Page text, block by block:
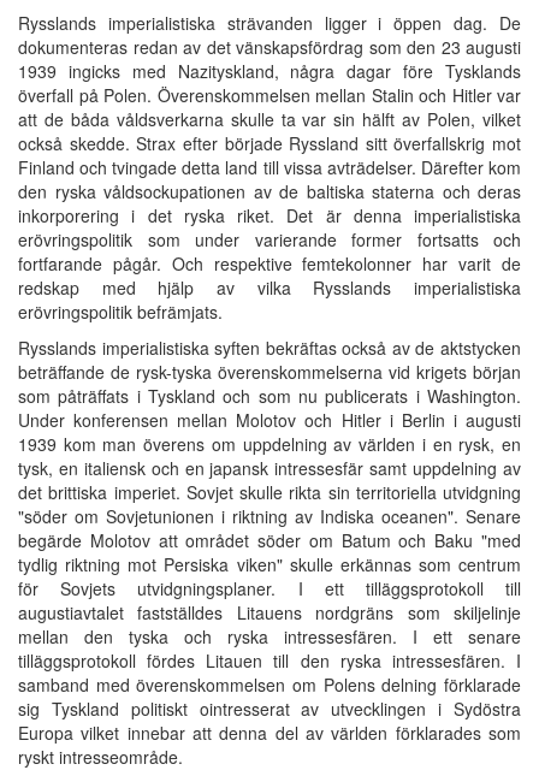
Rysslands imperialistiska strävanden ligger i öppen dag. De
dokumenteras redan av det vänskapsfördrag som den 23 augusti
1939 ingicks med Nazityskland, några dagar före Tysklands
överfall på Polen. Överenskommelsen mellan Stalin och Hitler var
att de båda våldsverkarna skulle ta var sin hälft av Polen, vilket
också skedde. Strax efter började Ryssland sitt överfallskrig mot
Finland och tvingade detta land till vissa avträdelser. Därefter kom
den ryska våldsockupationen av de baltiska staterna och deras
inkorporering i det ryska riket. Det är denna imperialistiska
erövringspolitik som under varierande former fortsatts och
fortfarande pågår. Och respektive femtekolonner har varit de
redskap med hjälp av vilka Rysslands imperialistiska
erövringspolitik befrämjats.
Rysslands imperialistiska syften bekräftas också av de aktstycken
beträffande de rysk-tyska överenskommelserna vid krigets början
som påträffats i Tyskland och som nu publicerats i Washington.
Under konferensen mellan Molotov och Hitler i Berlin i augusti
1939 kom man överens om uppdelning av världen i en rysk, en
tysk, en italiensk och en japansk intressesfär samt uppdelning av
det brittiska imperiet. Sovjet skulle rikta sin territoriella utvidgning
"söder om Sovjetunionen i riktning av Indiska oceanen". Senare
begärde Molotov att området söder om Batum och Baku "med
tydlig riktning mot Persiska viken" skulle erkännas som centrum
för Sovjets utvidgningsplaner. I ett tilläggsprotokoll till
augustiavtalet fastställdes Litauens nordgräns som skiljelinje
mellan den tyska och ryska intressesfären. I ett senare
tilläggsprotokoll fördes Litauen till den ryska intressesfären. I
samband med överenskommelsen om Polens delning förklarade
sig Tyskland politiskt ointresserat av utvecklingen i Sydöstra
Europa vilket innebar att denna del av världen förklarades som
ryskt intresseområde.